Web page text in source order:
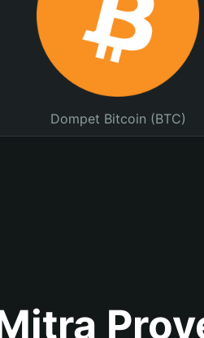
Dompet Bitcoin (BTC)